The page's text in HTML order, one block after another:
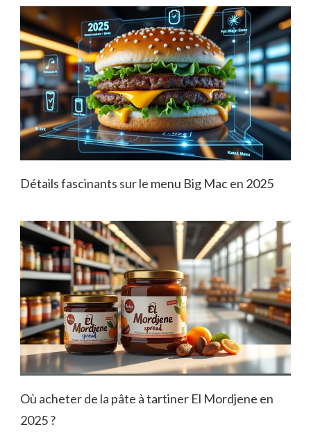
Détails fascinants sur le menu Big Mac en 2025
Où acheter de la pâte à tartiner El Mordjene en
2025 ?